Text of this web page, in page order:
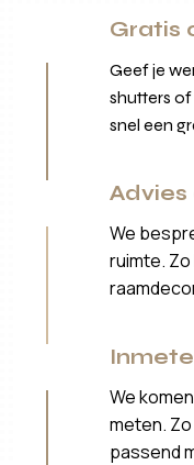
Gratis
Geef je
shutters
snel een
Advies
We
ruimte.
We
meten.
passend